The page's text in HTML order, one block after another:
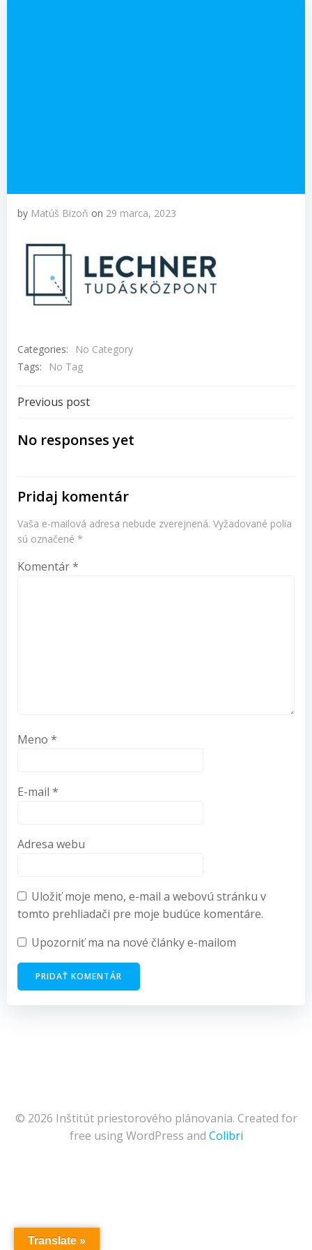
by Matúš Bizoň on 29 marca, 2023
Categories:
No Category
Tags:
No Tag
Navigácia
v
Previous post
No responses yet
Pridaj komentár
Vaša e-mailová adresa nebude zverejnená. Vyžadované polia
sú označené *
Komentár*
Meno *
E-mail *
Adresa webu
Uložiť moje meno, e-mail a webovú stránku v
tomto prehliadači pre moje budúce komentáre.
Upozorniť ma na nové články e-mailom
© 2026 Inštitút priestorového plánovania. Created for
free using WordPress and Colibri
Translate »